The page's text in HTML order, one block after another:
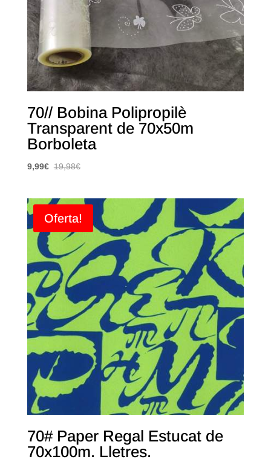
70// Bobina Polipropilè
Transparent de 70x50m
Borboleta
9,99€ 19,98€
Oferta!
70# Paper Regal Estucat de
70x100m. Lletres.